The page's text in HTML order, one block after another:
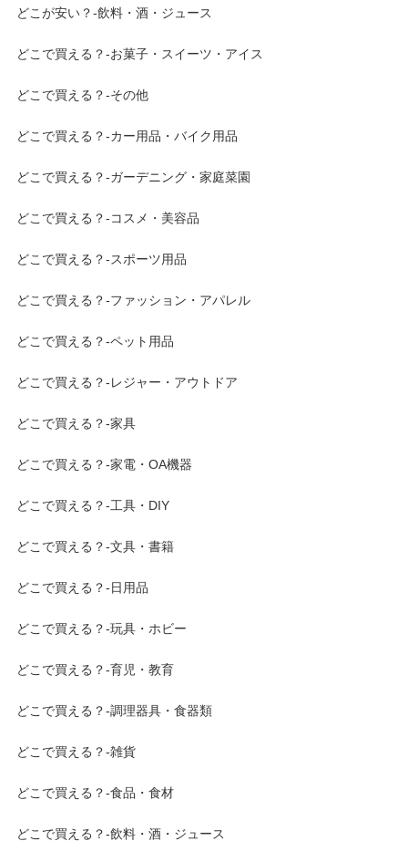
どこが安い？-飲料・酒・ジュース
どこで買える？-お菓子・スイーツ・アイス
どこで買える？-その他
どこで買える？-カー用品・バイク用品
どこで買える？-ガーデニング・家庭菜園
どこで買える？-コスメ・美容品
どこで買える？-スポーツ用品
どこで買える？-ファッション・アパレル
どこで買える？-ペット用品
どこで買える？-レジャー・アウトドア
どこで買える？-家具
どこで買える？-家電・OA機器
どこで買える？-工具・DIY
どこで買える？-文具・書籍
どこで買える？-日用品
どこで買える？-玩具・ホビー
どこで買える？-育児・教育
どこで買える？-調理器具・食器類
どこで買える？-雑貨
どこで買える？-食品・食材
どこで買える？-飲料・酒・ジュース